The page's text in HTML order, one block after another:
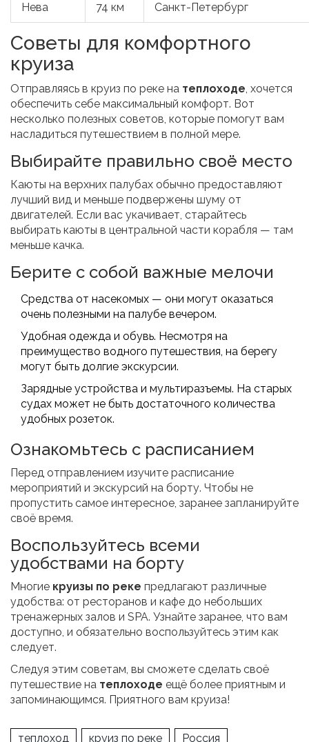
Нева 74 км Санкт-Петербург
Советы для комфортного
круиза
Отправляясь в круиз по реке на теплоходе, хочется
обеспечить себе максимальный комфорт. Вот
несколько полезных советов, которые помогут вам
насладиться путешествием в полной мере.
Выбирайте правильно своё место
Каюты на верхних палубах обычно предоставляют
лучший вид и меньше подвержены шуму от
двигателей. Если вас укачивает, старайтесь
выбирать каюты в центральной части корабля — там
меньше качка.
Берите с собой важные мелочи
Средства от насекомых — они могут оказаться
очень полезными на палубе вечером.
Удобная одежда и обувь. Несмотря на
преимущество водного путешествия, на берегу
могут быть долгие экскурсии.
Зарядные устройства и мультиразъемы. На старых
судах может не быть достаточного количества
удобных розеток.
Ознакомьтесь с расписанием
Перед отправлением изучите расписание
мероприятий и экскурсий на борту. Чтобы не
пропустить самое интересное, заранее запланируйте
своё время.
Воспользуйтесь всеми
удобствами на борту
Многие круизы по реке предлагают различные
удобства: от ресторанов и кафе до небольших
тренажерных залов и SPA. Узнайте заранее, что вам
доступно, и обязательно воспользуйтесь этим как
следует.
Следуя этим советам, вы сможете сделать своё
путешествие на теплоходе ещё более приятным и
запоминающимся. Приятного вам круиза!
теплоход круиз по реке Россия